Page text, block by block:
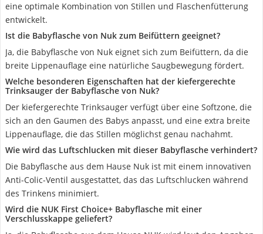
eine optimale Kombination von Stillen und Flaschenfütterung
entwickelt.
Ist die Babyflasche von Nuk zum Beifüttern geeignet?
Ja, die Babyflasche von Nuk eignet sich zum Beifüttern, da die
breite Lippenauflage eine natürliche Saugbewegung fördert.
Welche besonderen Eigenschaften hat der kiefergerechte
Trinksauger der Babyflasche von Nuk?
Der kiefergerechte Trinksauger verfügt über eine Softzone, die
sich an den Gaumen des Babys anpasst, und eine extra breite
Lippenauflage, die das Stillen möglichst genau nachahmt.
Wie wird das Luftschlucken mit dieser Babyflasche verhindert?
Die Babyflasche aus dem Hause Nuk ist mit einem innovativen
Anti-Colic-Ventil ausgestattet, das das Luftschlucken während
des Trinkens minimiert.
Wird die NUK First Choice+ Babyflasche mit einer
Verschlusskappe geliefert?